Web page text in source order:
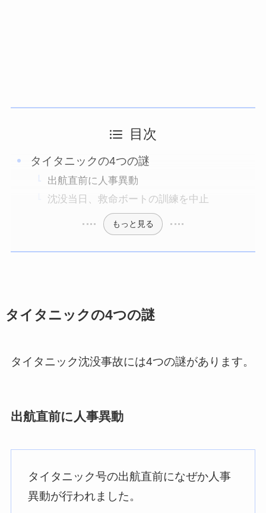
目次
タイタニックの4つの謎
出航直前に人事異動
沈没当日、救命ボートの訓練を中止
もっと見る
タイタニックの4つの謎
タイタニック沈没事故には4つの謎があります。
出航直前に人事異動
タイタニック号の出航直前になぜか人事
異動が行われました。